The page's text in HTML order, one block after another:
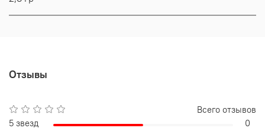
Отзывы
Всего отзывов
5 звезд
0